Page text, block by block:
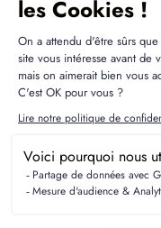
Résidences
Liens utiles